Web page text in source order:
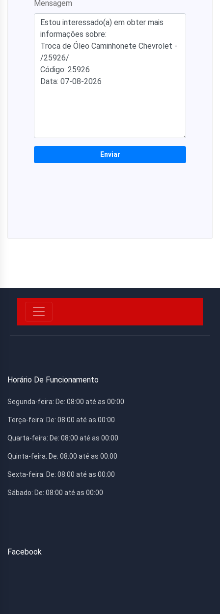
Mensagem
Enviar
Horário De Funcionamento
Segunda-feira: De: 08:00 até as 00:00
Terça-feira: De: 08:00 até as 00:00
Quarta-feira: De: 08:00 até as 00:00
Quinta-feira: De: 08:00 até as 00:00
Sexta-feira: De: 08:00 até as 00:00
Sábado: De: 08:00 até as 00:00
Facebook